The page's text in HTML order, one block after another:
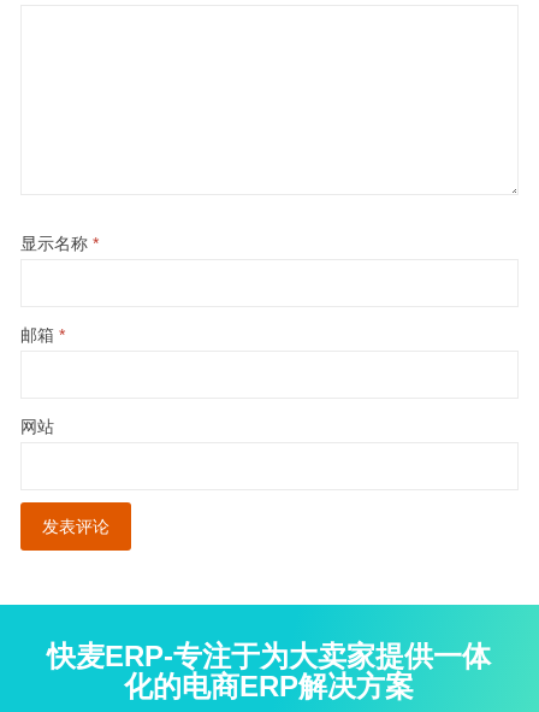
显示名称 *
邮箱 *
网站
快麦ERP-专注于为大卖家提供一体
化的电商ERP解决方案